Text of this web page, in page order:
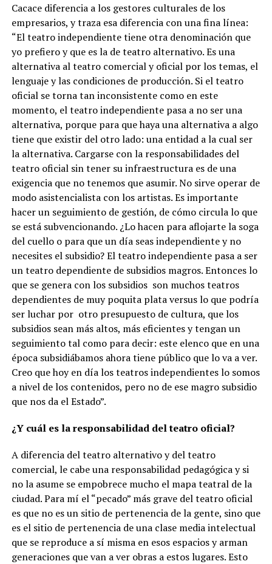
Cacace diferencia a los gestores culturales de los
empresarios, y traza esa diferencia con una fina línea:
“El teatro independiente tiene otra denominación que
yo prefiero y que es la de teatro alternativo. Es una
alternativa al teatro comercial y oficial por los temas, el
lenguaje y las condiciones de producción. Si el teatro
oficial se torna tan inconsistente como en este
momento, el teatro independiente pasa a no ser una
alternativa, porque para que haya una alternativa a algo
tiene que existir del otro lado: una entidad a la cual ser
la alternativa.Cargarse con la responsabilidades del
teatro oficial sin tener su infraestructura es de una
exigencia que no tenemos que asumir. No sirve operar de
modo asistencialista con los artistas. Es importante
hacer un seguimiento de gestión, de cómo circula lo que
se está subvencionando. ¿Lo hacen para aflojarte la soga
del cuello o para que un día seas independiente y no
necesites el subsidio?El teatro independiente pasa a ser
un teatro dependiente de subsidios magros.Entonces lo
que se genera con los subsidios son muchos teatros
dependientes de muy poquita plata versus lo que podría
ser luchar por otro presupuesto de cultura, que los
subsidios sean más altos, más eficientes y tengan un
seguimiento tal como para decir: este elenco que en una
época subsidiábamos ahora tiene público que lo va a ver.
Creo que hoy en día los teatros independientes lo somos
a nivel de los contenidos, pero no de ese magro subsidio
que nos da el Estado”.
¿Y cuál es la responsabilidad del teatro oficial?
A diferencia del teatro alternativo y del teatro
comercial, le cabe una responsabilidad pedagógica y si
no la asume se empobrece mucho el mapa teatral de la
ciudad.Para mí el “pecado” más grave del teatro oficial
es que no es un sitio de pertenencia de la gente, sino que
es el sitio de pertenencia de una clase media intelectual
que se reproduce a sí misma en esos espaciosy arman
generaciones que van a ver obras a estos lugares. Esto